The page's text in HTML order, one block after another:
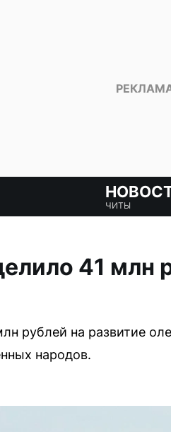
ЧИТЫ
41 млн
рублей на развитие
народов.